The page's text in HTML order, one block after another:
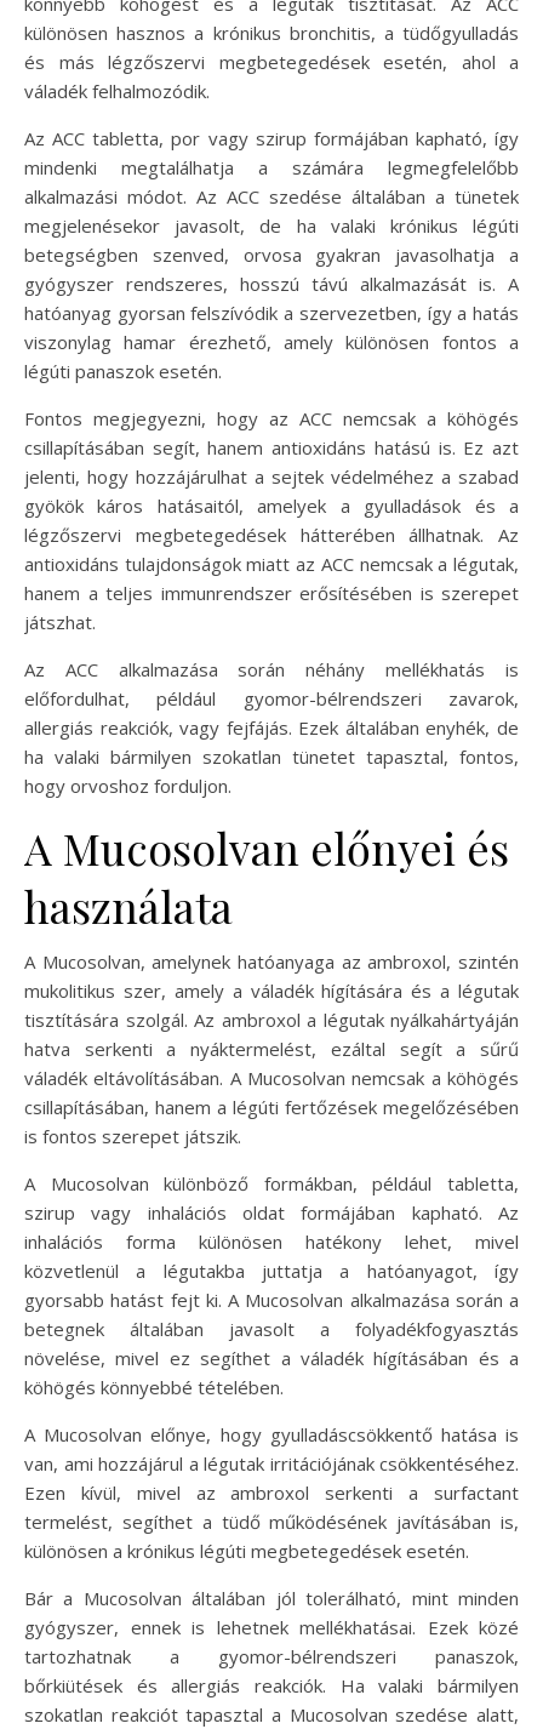
különösen hasznos a krónikus bronchitis, a tüdőgyulladás
és más légzőszervi megbetegedések esetén, ahol a
váladék felhalmozódik.
Az ACC tabletta, por vagy szirup formájában kapható, így
mindenki megtalálhatja a számára legmegfelelőbb
alkalmazási módot. Az ACC szedése általában a tünetek
megjelenésekor javasolt, de ha valaki krónikus légúti
betegségben szenved, orvosa gyakran javasolhatja a
gyógyszer rendszeres, hosszú távú alkalmazását is. A
hatóanyag gyorsan felszívódik a szervezetben, így a hatás
viszonylag hamar érezhető, amely különösen fontos a
légúti panaszok esetén.
Fontos megjegyezni, hogy az ACC nemcsak a köhögés
csillapításában segít, hanem antioxidáns hatású is. Ez azt
jelenti, hogy hozzájárulhat a sejtek védelméhez a szabad
gyökök káros hatásaitól, amelyek a gyulladások és a
légzőszervi megbetegedések hátterében állhatnak. Az
antioxidáns tulajdonságok miatt az ACC nemcsak a légutak,
hanem a teljes immunrendszer erősítésében is szerepet
játszhat.
Az ACC alkalmazása során néhány mellékhatás is
előfordulhat, például gyomor-bélrendszeri zavarok,
allergiás reakciók, vagy fejfájás. Ezek általában enyhék, de
ha valaki bármilyen szokatlan tünetet tapasztal, fontos,
hogy orvoshoz forduljon.
A Mucosolvan előnyei és
használata
A Mucosolvan, amelynek hatóanyaga az ambroxol, szintén
mukolitikus szer, amely a váladék hígítására és a légutak
tisztítására szolgál. Az ambroxol a légutak nyálkahártyáján
hatva serkenti a nyáktermelést, ezáltal segít a sűrű
váladék eltávolításában. A Mucosolvan nemcsak a köhögés
csillapításában, hanem a légúti fertőzések megelőzésében
is fontos szerepet játszik.
A Mucosolvan különböző formákban, például tabletta,
szirup vagy inhalációs oldat formájában kapható. Az
inhalációs forma különösen hatékony lehet, mivel
közvetlenül a légutakba juttatja a hatóanyagot, így
gyorsabb hatást fejt ki. A Mucosolvan alkalmazása során a
betegnek általában javasolt a folyadékfogyasztás
növelése, mivel ez segíthet a váladék hígításában és a
köhögés könnyebbé tételében.
A Mucosolvan előnye, hogy gyulladáscsökkentő hatása is
van, ami hozzájárul a légutak irritációjának csökkentéséhez.
Ezen kívül, mivel az ambroxol serkenti a surfactant
termelést, segíthet a tüdő működésének javításában is,
különösen a krónikus légúti megbetegedések esetén.
Bár a Mucosolvan általában jól tolerálható, mint minden
gyógyszer, ennek is lehetnek mellékhatásai. Ezek közé
tartozhatnak a gyomor-bélrendszeri panaszok,
bőrkiütések és allergiás reakciók. Ha valaki bármilyen
szokatlan reakciót tapasztal a Mucosolvan szedése alatt,